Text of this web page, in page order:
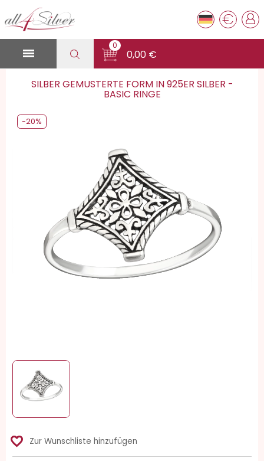
€

0
0,00 €
SILBER GEMUSTERTE FORM IN 925ER SILBER -
BASIC RINGE
-20%
favorite_border Zur Wunschliste hinzufügen